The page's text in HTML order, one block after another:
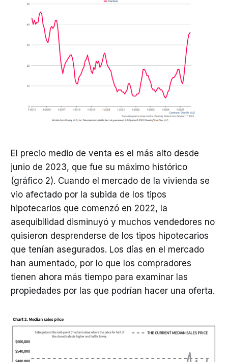
El precio medio de venta es el más alto desde
junio de 2023, que fue su máximo histórico
(gráfico 2). Cuando el mercado de la vivienda se
vio afectado por la subida de los tipos
hipotecarios que comenzó en 2022, la
asequibilidad disminuyó y muchos vendedores no
quisieron desprenderse de los tipos hipotecarios
que tenían asegurados. Los días en el mercado
han aumentado, por lo que los compradores
tienen ahora más tiempo para examinar las
propiedades por las que podrían hacer una oferta.